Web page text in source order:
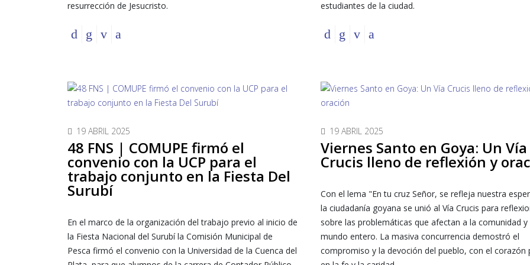
resurrección de Jesucristo.
estudiantes de la ciudad.
19 ABRIL 2025
48 FNS | COMUPE firmó el
convenio con la UCP para el
trabajo conjunto en la Fiesta Del
Surubí
En el marco de la organización del trabajo previo al inicio de
la Fiesta Nacional del Surubí la Comisión Municipal de
Pesca firmó el convenio con la Universidad de la Cuenca del
19 ABRIL 2025
Viernes Santo en Goya: Un Vía
Crucis lleno de reflexión y
Con el lema "En tu cruz Señor, se refleja nuestra
la ciudadanía goyana se unió al Vía Crucis para
sobre las problemáticas que afectan a la comunidad y
mundo entero. La masiva concurrencia demostró el
compromiso y la devoción del pueblo, con el corazón